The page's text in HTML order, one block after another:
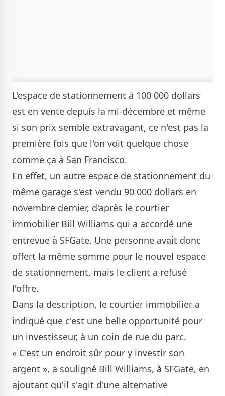
L'espace de stationnement à 100 000 dollars
est en vente depuis la mi-décembre et même
si son prix semble extravagant, ce n'est pas la
première fois que l'on voit quelque chose
comme ça à San Francisco.
En effet, un autre espace de stationnement du
même garage s'est vendu 90 000 dollars en
novembre dernier, d'après le courtier
immobilier Bill Williams qui a accordé une
entrevue à SFGate. Une personne avait donc
offert la même somme pour le nouvel espace
de stationnement, mais le client a refusé
l'offre.
Dans la description, le courtier immobilier a
indiqué que c'est une belle opportunité pour
un investisseur, à un coin de rue du parc.
« C'est un endroit sûr pour y investir son
argent », a souligné Bill Williams, à SFGate, en
ajoutant qu'il s'agit d'une alternative